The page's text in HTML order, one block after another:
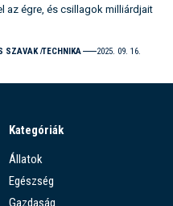
az égre, és csillagok milliárdjait
SZAVAK TECHNIKA 2025. 09. 16.
Kategóriák
Állatok
Egészség
Gazdaság